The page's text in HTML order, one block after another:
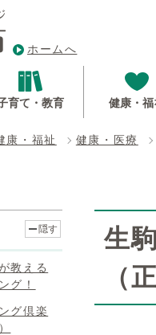
ホームへ
育て・教育 健康・
康・福祉 健康・医療
生
（
隠す
教える
グ！
グ倶楽